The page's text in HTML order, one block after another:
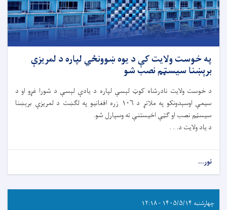
په خوست ولایت کې د یوه ښوونځي لپاره د لمریزې
برېښنا سیسټم نصب شو
د خوست ولایت نادرشاه کوټ لېسې لپاره د یادې لېسې د شورا غړو او د
سیمې اوسېدونکو په ملاتړ د ۱۰۶ زره افغانیو په لګښت د لمریزې برېښنا
سیسټم نصب او ګټې اخیستنې ته وسپارل شو.
د یاد ولایت د. . .
نور...
چهارشنبه ۱۴۰۵/۵/۱۴ - ۱۲:۱۸